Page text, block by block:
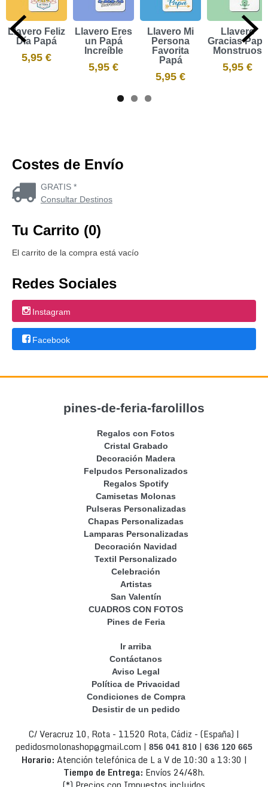
Llavero Feliz
Día Papá
5,95 €
Llavero Eres
un Papá
Increíble
5,95 €
Llavero Mi
Persona
Favorita
Papá
5,95 €
Llavero
Gracias Papá
Monstruos
5,95 €
Costes de Envío
GRATIS *
Consultar Destinos
Tu Carrito (0)
El carrito de la compra está vacío
Redes Sociales
Instagram
Facebook
pines-de-feria-farolillos
Regalos con Fotos
Cristal Grabado
Decoración Madera
Felpudos Personalizados
Regalos Spotify
Camisetas Molonas
Pulseras Personalizadas
Chapas Personalizadas
Lamparas Personalizadas
Decoración Navidad
Textil Personalizado
Celebración
Artistas
San Valentín
CUADROS CON FOTOS
Pines de Feria
Ir arriba
Contáctanos
Aviso Legal
Política de Privacidad
Condiciones de Compra
Desistir de un pedido
C/ Veracruz 10, Rota - 11520 Rota, Cádiz - (España) |
pedidosmolonashop@gmail.com | 856 041 810 | 636 120 665
Horario: Atención telefónica de L a V de 10:30 a 13:30 |
Tiempo de Entrega: Envíos 24/48h.